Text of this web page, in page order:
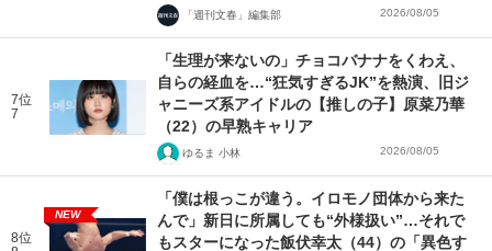
「週刊文春」編集部 2026/08/05
7位
7
「生理が来ないの」チョコバナナをくわえ、
自らの経血を…“狂気すぎるJK”を熱演、旧ジ
ャニーズ系アイドルの【推しの子】原菜乃華
（22）の早熟キャリア
ゆるま 小林 2026/08/05
8位
NEW
「僕は根っこが違う。イロモノ団体から来た
んで」新日に所属しても“外様扱い”…それで
もスターになった飯伏幸太（44）の「異色す